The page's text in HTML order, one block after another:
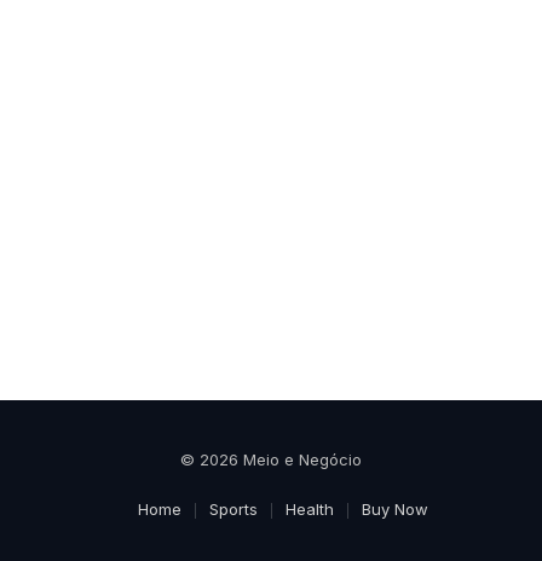
© 2026 Meio e Negócio
Home Sports Health Buy Now